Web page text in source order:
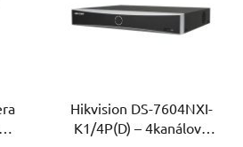
Hikvision DS-7604NXI-
K1/4P(D) – 4kanálový